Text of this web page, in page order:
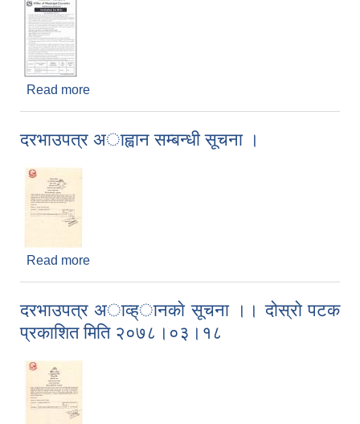
Read more
दरभाउपत्र अाह्वान सम्बन्धी सूचना ।
Read more
दरभाउपत्र अाव्ह्ानकाे सूचना ।। दोस्राे पटक
प्रकाशित मिति २०७८।०३।१८